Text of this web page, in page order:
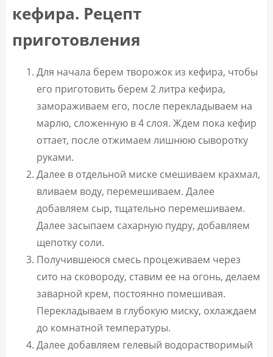
кефира. Рецепт
приготовления
Для начала берем творожок из кефира, чтобы
его приготовить берем 2 литра кефира,
замораживаем его, после перекладываем на
марлю, сложенную в 4 слоя. Ждем пока кефир
оттает, после отжимаем лишнюю сыворотку
руками.
Далее в отдельной миске смешиваем крахмал,
вливаем воду, перемешиваем. Далее
добавляем сыр, тщательно перемешиваем.
Далее засыпаем сахарную пудру, добавляем
щепотку соли.
Получившеюся смесь процеживаем через
сито на сковороду, ставим ее на огонь, делаем
заварной крем, постоянно помешивая.
Перекладываем в глубокую миску, охлаждаем
до комнатной температуры.
Далее добавляем гелевый водорастворимый